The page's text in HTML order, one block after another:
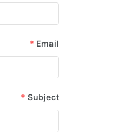
Email
*
Subject
*